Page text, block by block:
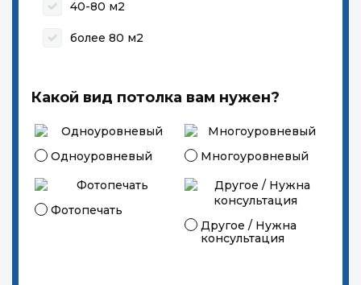
40-80 м2
более 80 м2
Какой вид потолка вам нужен?
Одноуровневый Многоуровневый
Фотопечать
Другое / Нужна
консультация